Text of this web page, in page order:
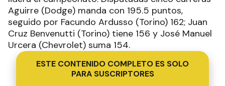
Aguirre (Dodge) manda con 195.5 puntos,
seguido por Facundo Ardusso (Torino) 162; Juan
Cruz Benvenutti (Torino) tiene 156 y José Manuel
Urcera (Chevrolet) suma 154.
ESTE CONTENIDO COMPLETO ES SOLO
PARA SUSCRIPTORES